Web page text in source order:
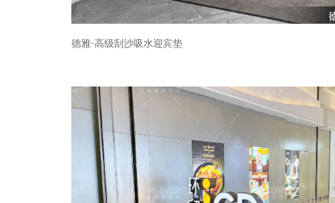
德雅-高级刮沙吸水迎宾垫